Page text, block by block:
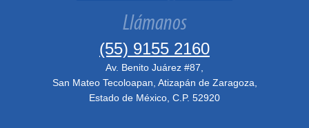
Llámanos
(55) 9155 2160
Av. Benito Juárez #87,
San Mateo Tecoloapan, Atizapán de Zaragoza,
Estado de México, C.P. 52920